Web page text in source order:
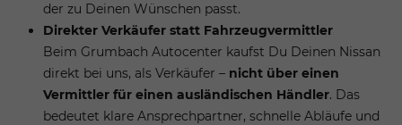
der zu Deinen Wünschen passt.
Direkter Verkäufer statt Fahrzeugvermittler
Beim Grumbach Autocenter kaufst Du Deinen Nissan
direkt bei uns, als Verkäufer – nicht über einen
Vermittler für einen ausländischen Händler. Das
bedeutet klare Ansprechpartner, schnelle Abläufe und